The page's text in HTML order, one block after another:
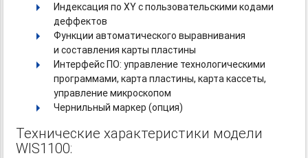
Индексация по XY с пользовательскими кодами
деффектов
Функции автоматического выравнивания
и составления карты пластины
Интерфейс ПО: управление технологическими
программами, карта пластины, карта кассеты,
управление микроскопом
Чернильный маркер (опция)
Технические характеристики модели
WIS1100: